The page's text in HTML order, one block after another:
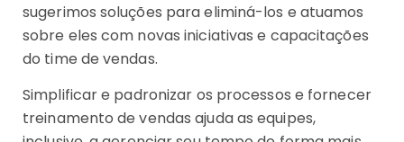
sugerimos soluções para eliminá-los e atuamos
sobre eles com novas iniciativas e capacitações
do time de vendas.
Simplificar e padronizar os processos e fornecer
treinamento de vendas ajuda as equipes,